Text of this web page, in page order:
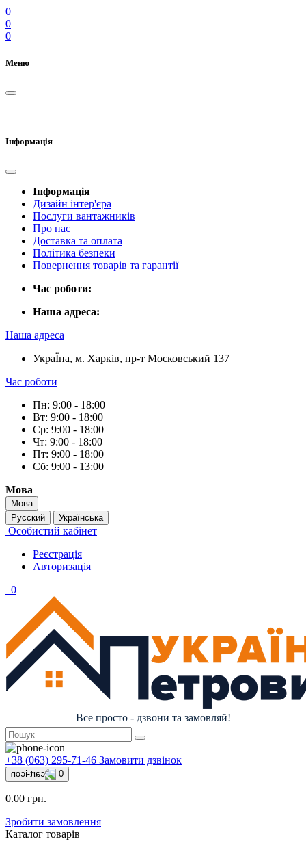
0
0
0
Меню
Інформація
Інформація
Дизайн інтер'єра
Послуги вантажників
Про нас
Доставка та оплата
Політика безпеки
Повернення товарів та гарантії
Час роботи:
Наша адреса:
Наша адреса
УкраЇна, м. Харків, пр-т Московський 137
Час роботи
Пн: 9:00 - 18:00
Вт: 9:00 - 18:00
Ср: 9:00 - 18:00
Чт: 9:00 - 18:00
Пт: 9:00 - 18:00
Сб: 9:00 - 13:00
Мова
Мова
Русский
Українська
Особистий кабінет
Реєстрація
Авторизація
0
Все просто - дзвони та замовляй!
+38 (063) 295-71-46 Замовити дзвінок
0
0.00 грн.
Зробити замовлення
Каталог товарів